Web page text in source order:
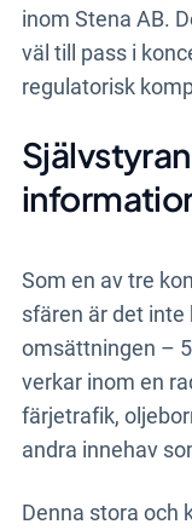
inom Stena AB.
väl till pass i
regulatorisk
Som en av tre
sfären är det inte
omsättningen –
verkar inom en
färjetrafik,
andra innehav
Denna stora och